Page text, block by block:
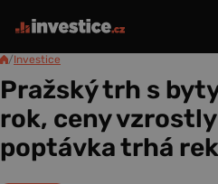
/Investice
Pražský trh s
rok, ceny vzrostly
poptávka trhá